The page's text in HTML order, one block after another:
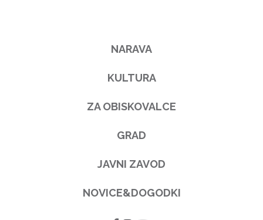
NARAVA
KULTURA
ZA OBISKOVALCE
GRAD
JAVNI ZAVOD
NOVICE&DOGODKI